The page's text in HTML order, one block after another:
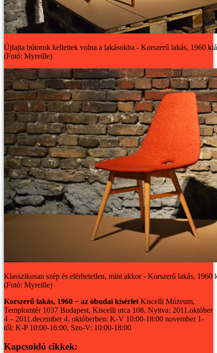
Újfajta bútorok kellettek volna a lakásokba - Korszerű lakás, 1960
(Fotó: Myreille)
Klasszikusan szép és elérhetetlen, mint akkor - Korszerű lakás,
(Fotó: Myreille)
Korszerű lakás, 1960 − az óbudai kísérlet Kiscelli Múzeum,
Templomtér1037 Budapest, Kiscelli utca 108. Nyitva: 2011.október
4 – 2011.december 4. októberben: K-V 10:00-18:00 november 1-
től: K-P 10:00-16:00, Szo-V: 10:00-18:00
Kapcsoldó cikkek: